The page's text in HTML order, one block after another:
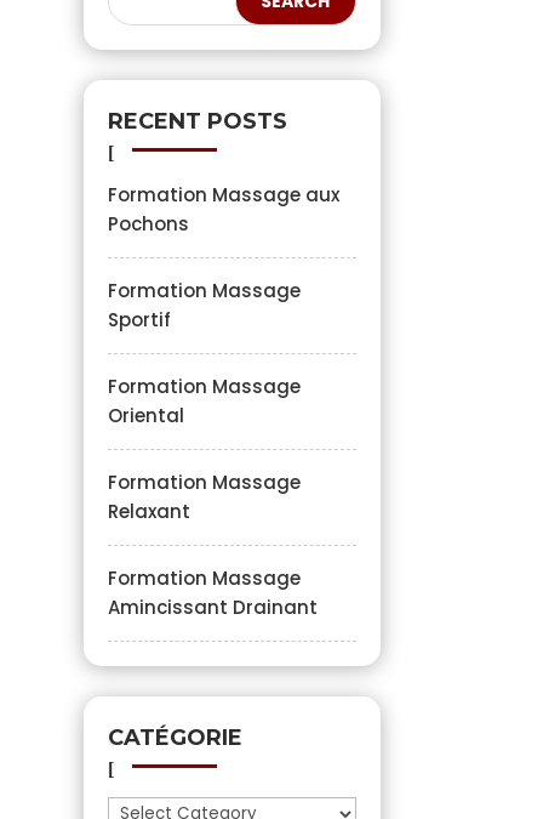
RECENT POSTS
Formation Massage aux
Pochons
Formation Massage
Sportif
Formation Massage
Oriental
Formation Massage
Relaxant
Formation Massage
Amincissant Drainant
CATÉGORIE
Catégorie